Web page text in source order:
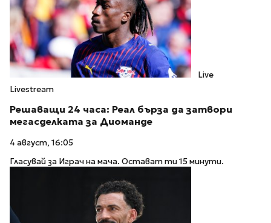
Live
Livestream
Решаващи 24 часа: Реал бърза да затвори
мегасделката за Диоманде
4 август, 16:05
Гласувай за Играч на мача. Остават ти 15 минути.